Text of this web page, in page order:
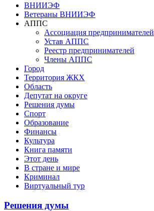
ВНИИЭФ
Ветераны ВНИИЭФ
АППС
Ассоциация предпринимателей
Устав АППС
Реестр предпринимателей
Члены АППС
Город
Территория ЖКХ
Область
Депутат на округе
Решения думы
Спорт
Образование
Финансы
Культура
Книга памяти
Этот день
В стране и мире
Криминал
Виртуальный тур
Решения думы